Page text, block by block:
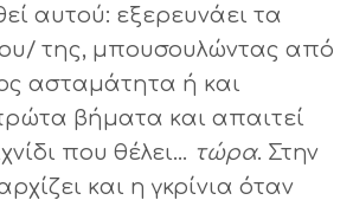
αυτού: εξερευνάει τα
της, μπουσουλώντας από
ασταμάτητα ή και
βήματα και απαιτεί
που θέλει… τώρα. Στην
και η γκρίνια όταν